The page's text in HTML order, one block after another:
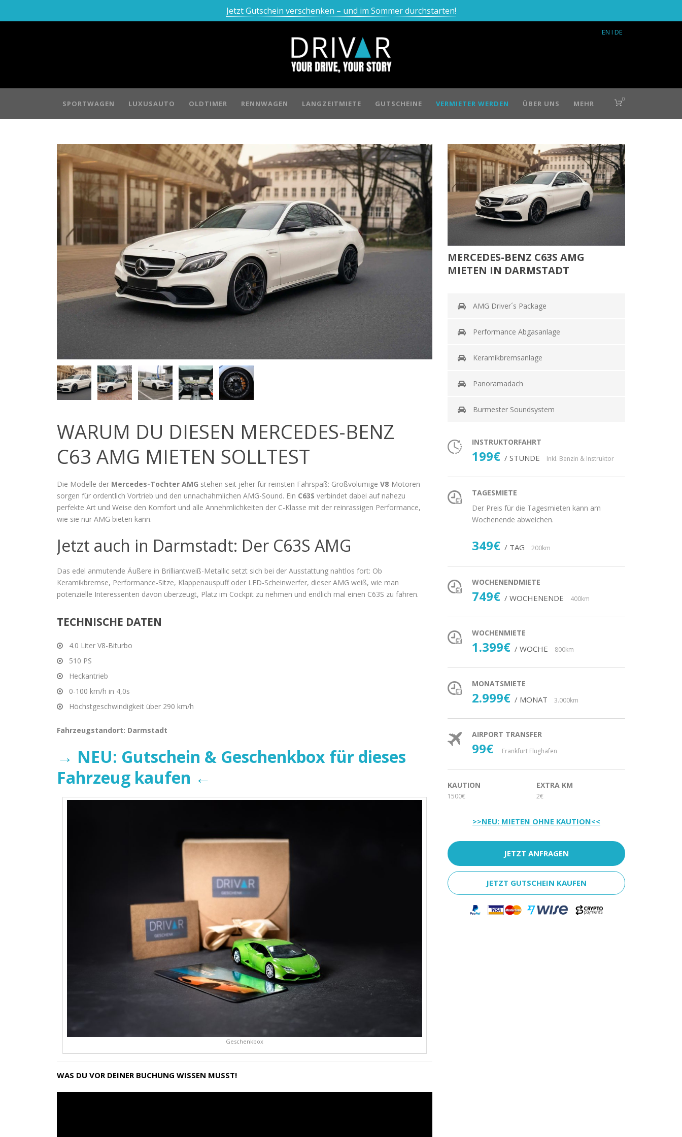
Jetzt Gutschein verschenken – und im Sommer durchstarten!
EN I DE
SPORTWAGEN LUXUSAUTO OLDTIMER RENNWAGEN LANGZEITMIETE GUTSCHEINE VERMIETER WERDEN ÜBER UNS MEHR 0
MERCEDES-BENZ C63S AMG
MIETEN IN DARMSTADT
AMG Driver´s Package
Performance Abgasanlage
Keramikbremsanlage
Panoramadach
Burmester Soundsystem
INSTRUKTORFAHRT
199€ / STUNDE Inkl. Benzin & Instruktor
TAGESMIETE
Der Preis für die Tagesmieten kann am
Wochenende abweichen.
349€ / TAG 200km
WOCHENENDMIETE
749€ / WOCHENENDE 400km
WOCHENMIETE
1.399€ / WOCHE 800km
MONATSMIETE
2.999€ / MONAT 3.000km
AIRPORT TRANSFER
99€ Frankfurt Flughafen
KAUTION
1500€
EXTRA KM
2€
>>NEU: MIETEN OHNE KAUTION<<
JETZT ANFRAGEN
JETZT GUTSCHEIN KAUFEN
WARUM DU DIESEN MERCEDES-BENZ
C63 AMG MIETEN SOLLTEST
Die Modelle der Mercedes-Tochter AMG stehen seit jeher für reinsten Fahrspaß: Großvolumige V8-Motoren
sorgen für ordentlich Vortrieb und den unnachahmlichen AMG-Sound. Ein C63S verbindet dabei auf nahezu
perfekte Art und Weise den Komfort und alle Annehmlichkeiten der C-Klasse mit der reinrassigen Performance,
wie sie nur AMG bieten kann.
Jetzt auch in Darmstadt: Der C63S AMG
Das edel anmutende Äußere in Brilliantweiß-Metallic setzt sich bei der Ausstattung nahtlos fort: Ob
Keramikbremse, Performance-Sitze, Klappenauspuff oder LED-Scheinwerfer, dieser AMG weiß, wie man
potenzielle Interessenten davon überzeugt, Platz im Cockpit zu nehmen und endlich mal einen C63S zu fahren.
TECHNISCHE DATEN
4.0 Liter V8-Biturbo
510 PS
Heckantrieb
0-100 km/h in 4,0s
Höchstgeschwindigkeit über 290 km/h
Fahrzeugstandort: Darmstadt
→ NEU: Gutschein & Geschenkbox für dieses
Fahrzeug kaufen ←
Geschenkbox
WAS DU VOR DEINER BUCHUNG WISSEN MUSST!